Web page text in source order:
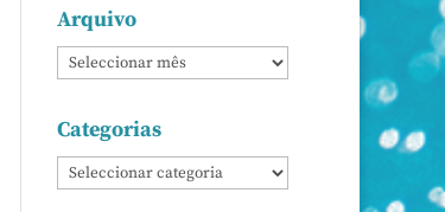
Arquivo
Categorias